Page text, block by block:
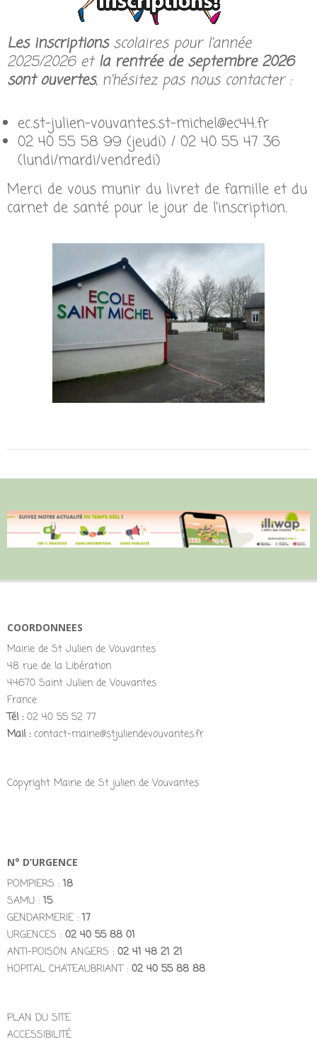
Les inscriptionsscolaires pour l’année
2025/2026 etla rentrée de septembre 2026
sont ouvertes, n’hésitez pas nous contacter :
ec.st-julien-vouvantes.st-michel@ec44.fr
02 40 55 58 99 (jeudi) / 02 40 55 47 36
(lundi/mardi/vendredi)
Merci de vous munir du livret de famille et du
carnet de santé pour le jour de l’inscription.
COORDONNEES
Mairie de St Julien de Vouvantes
48 rue de la Libération
44670 Saint Julien de Vouvantes
France
Tél :02 40 55 52 77
Mail :contact-mairie@stjuliendevouvantes.fr
Copyright Mairie de St julien de Vouvantes
N° D’URGENCE
POMPIERS : 18
SAMU : 15
GENDARMERIE : 17
URGENCES : 02 40 55 88 01
ANTI-POISON ANGERS : 02 41 48 21 21
HOPITAL CHATEAUBRIANT : 02 40 55 88 88
PLAN DU SITE
ACCESSIBILITÉ